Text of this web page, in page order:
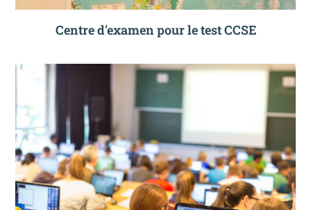
Centre d'examen pour le test CCSE